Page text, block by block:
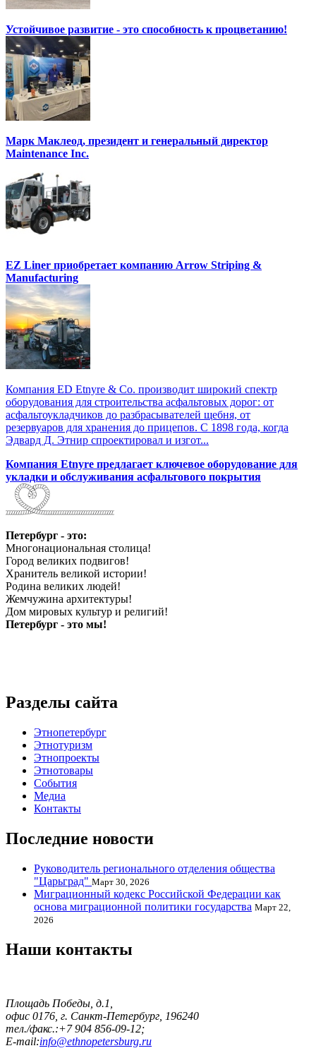
Устойчивое развитие - это способность к процветанию!
Марк Маклеод, президент и генеральный директор
Maintenance Inc.
EZ Liner приобретает компанию Arrow Striping &
Manufacturing
Компания ED Etnyre & Co. производит широкий спектр
оборудования для строительства асфальтовых дорог: от
асфальтоукладчиков до разбрасывателей щебня, от
резервуаров для хранения до прицепов. С 1898 года, когда
Эдвард Д. Этнир спроектировал и изгот...
Компания Etnyre предлагает ключевое оборудование для
укладки и обслуживания асфальтового покрытия
Петербург - это:
Многонациональная столица!
Город великих подвигов!
Хранитель великой истории!
Родина великих людей!
Жемчужина архитектуры!
Дом мировых культур и религий!
Петербург - это мы!
Разделы сайта
Этнопетербург
Этнотуризм
Этнопроекты
Этнотовары
События
Медиа
Контакты
Последние новости
Руководитель регионального отделения общества
"Царьград" Март 30, 2026
Миграционный кодекс Российской Федерации как
основа миграционной политики государства Март 22,
2026
Наши контакты
Площадь Победы, д.1,
офис 0176, г. Санкт-Петербург, 196240
тел./факс.:+7 904 856-09-12;
E-mail:info@ethnopetersburg.ru